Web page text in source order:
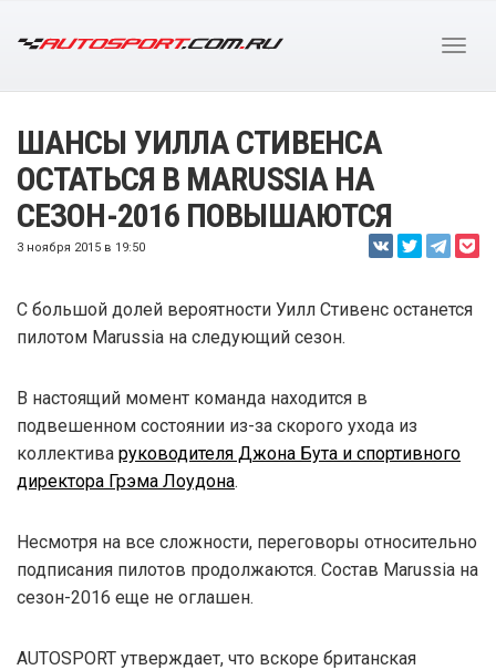
ШАНСЫ УИЛЛА СТИВЕНСА
ОСТАТЬСЯ В MARUSSIA НА
СЕЗОН-2016 ПОВЫШАЮТСЯ
3 ноября 2015 в 19:50
С большой долей вероятности Уилл Стивенс останется
пилотом Marussia на следующий сезон.
В настоящий момент команда находится в
подвешенном состоянии из-за скорого ухода из
коллектива руководителя Джона Бута и спортивного
директора Грэма Лоудона.
Несмотря на все сложности, переговоры относительно
подписания пилотов продолжаются. Состав Marussia на
сезон-2016 еще не оглашен.
AUTOSPORT утверждает, что вскоре британская